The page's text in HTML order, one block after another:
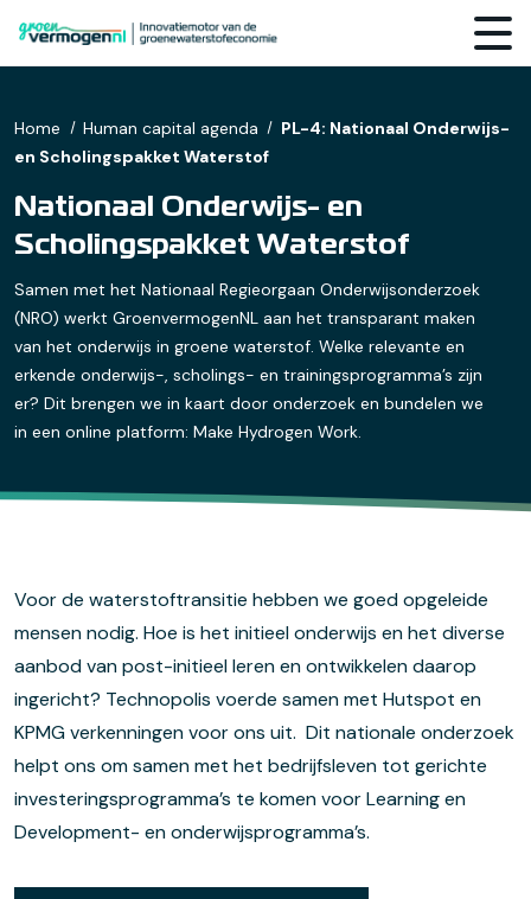
Home Human capital agenda
PL-4: Nationaal Onderwijs-
en Scholingspakket Waterstof
Nationaal Onderwijs- en
Scholingspakket Waterstof
Samen met het Nationaal Regieorgaan Onderwijsonderzoek
(NRO) werkt GroenvermogenNL aan het transparant maken
van het onderwijs in groene waterstof. Welke relevante en
erkende onderwijs-, scholings- en trainingsprogramma’s zijn
er? Dit brengen we in kaart door onderzoek en bundelen we
in een online platform: Make Hydrogen Work.
Voor de waterstoftransitie hebben we goed opgeleide
mensen nodig. Hoe is het initieel onderwijs en het diverse
aanbod van post-initieel leren en ontwikkelen daarop
ingericht? Technopolis voerde samen met Hutspot en
KPMGverkenningenvoor ons uit. Dit nationale onderzoek
helpt ons om samen met het bedrijfsleven tot gerichte
investeringsprogramma’s te komen voor Learning en
Development- en onderwijsprogramma’s.